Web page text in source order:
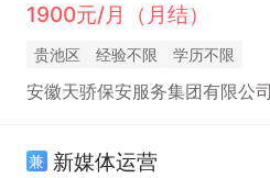
1900元/月（月结）
贵池区 经验不限 学历不限
安徽天骄保安服务集团有限公司
兼 新媒体运营